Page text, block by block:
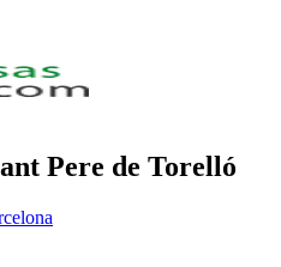
Pere de Torelló